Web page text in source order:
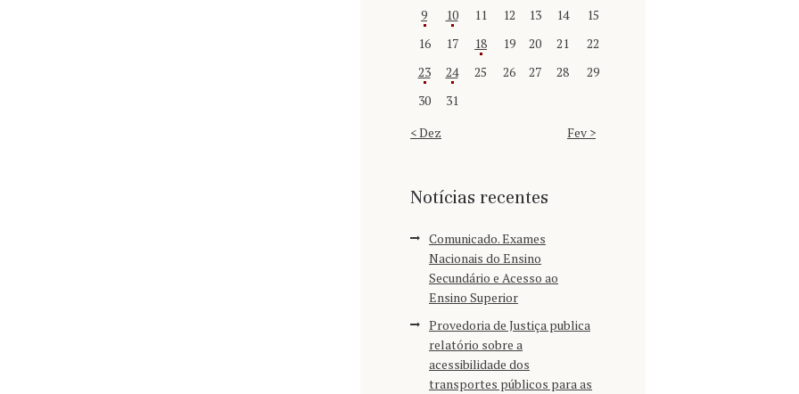
9
10 11 12 13 14
15
16
17 18 19 20 21
22
23
24 25 26 27 28
29
30
31
« Dez
Fev »
Notícias recentes
Comunicado. Exames
Nacionais do Ensino
Secundário e Acesso ao
Ensino Superior
Provedoria de Justiça publica
relatório sobre a
acessibilidade dos
transportes públicos para as